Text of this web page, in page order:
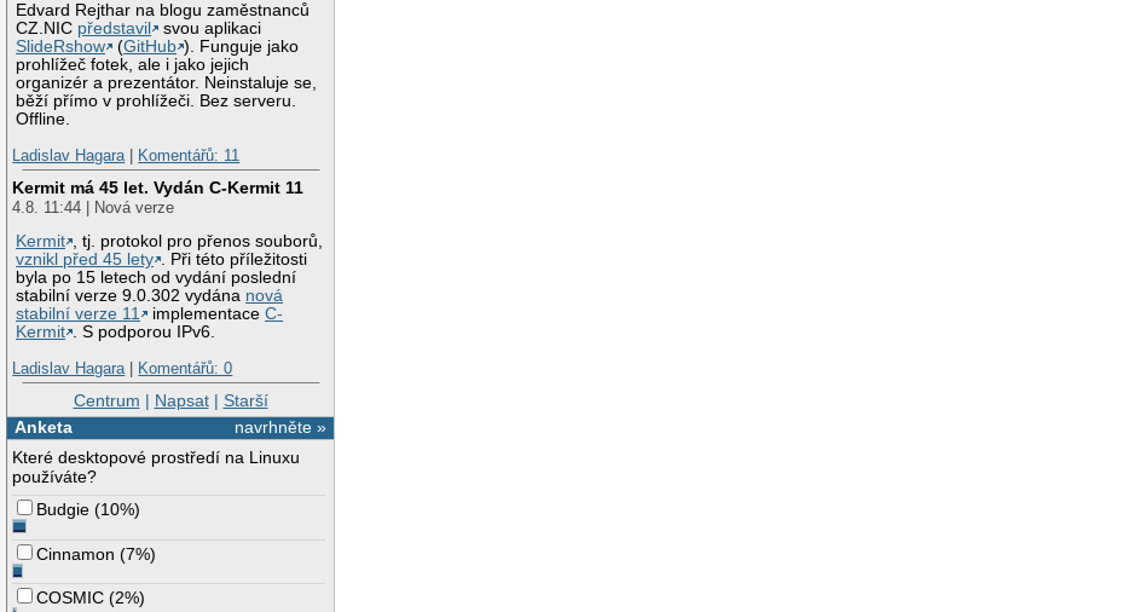
Edvard Rejthar na blogu zaměstnanců
CZ.NIC představil
svou aplikaci
SlideRshow
(GitHub ). Funguje jako
prohlížeč fotek, ale i jako jejich
organizér a prezentátor. Neinstaluje se,
běží přímo v prohlížeči. Bez serveru.
Offline.
Ladislav Hagara| Komentářů: 11
Kermit má 45 let. Vydán C-Kermit 11
4.8. 11:44 | Nová verze
Kermit , tj. protokol pro přenos souborů,
vznikl před 45 lety . Při této příležitosti
byla po 15 letech od vydání poslední
stabilní verze 9.0.302 vydána nová
stabilní verze 11
implementaceC-
Kermit . S podporou IPv6.
Ladislav Hagara| Komentářů: 0
Centrum | Napsat| Starší
navrhněte »
Anketa
Které desktopové prostředí na Linuxu
používáte?
Budgie (10%)
Cinnamon (7%)
COSMIC (2%)